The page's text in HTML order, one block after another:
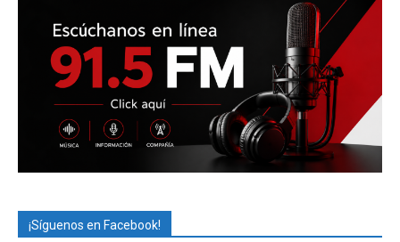
¡Síguenos en Facebook!